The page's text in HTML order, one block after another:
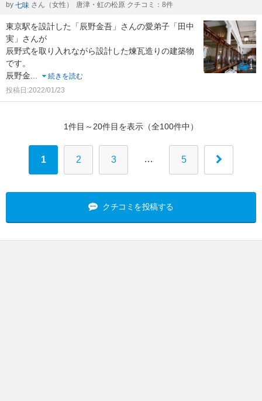
by 七味 さん（女性） 唐津・虹の松原 クチコミ：8件
東京駅を設計した「辰野金吾」さんの愛弟子「田中
実」さんが
辰野式を取り入れながら設計した煉瓦造りの建築物
です。
辰野金
続きを読む
投稿日:2022/01/23
1
1件目～20件目を表示（全100件中）
1 2 3 … 5
クチコミを投稿する